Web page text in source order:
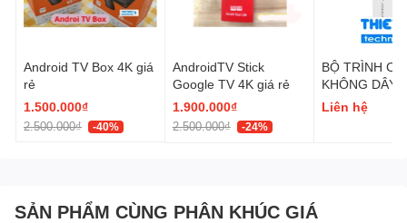
Android TV Box 4K giá
rẻ
1.500.000₫
2.500.000₫ -40%
AndroidTV Stick
Google TV 4K giá rẻ
1.900.000₫
2.500.000₫ -24%
BỘ TRÌNH
KHÔNG DÂY
QP20
Liên hệ
SẢN PHẨM CÙNG PHÂN KHÚC GIÁ